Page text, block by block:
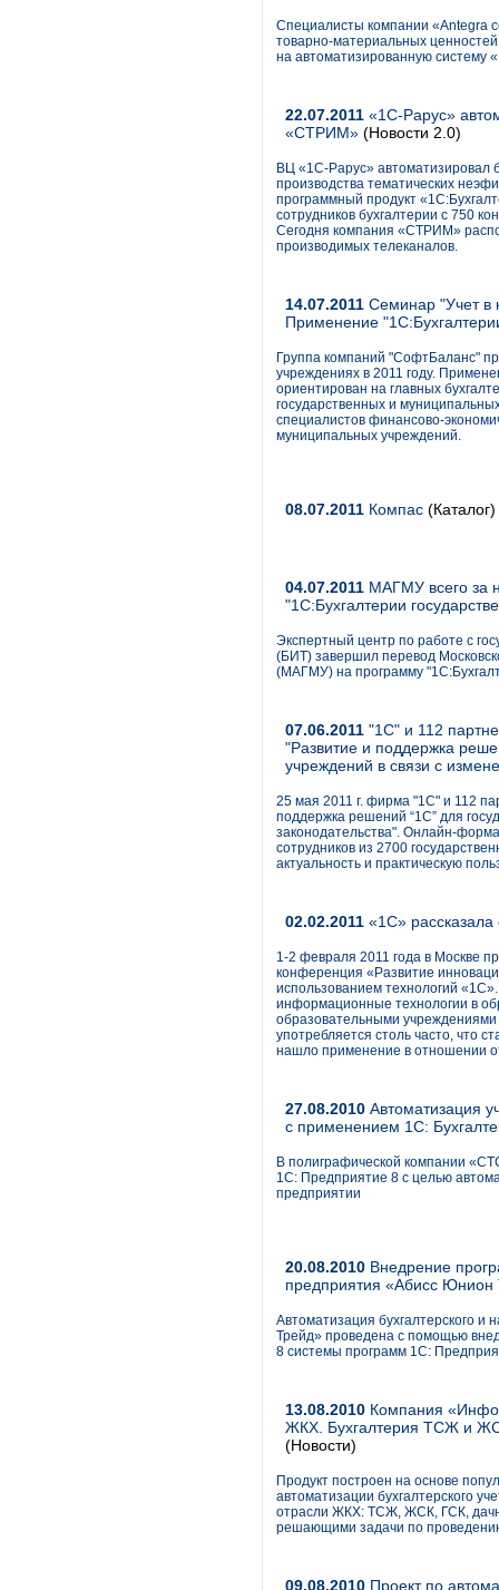
Специалисты компании «Antegra
товарно-материальных
на автоматизированную систему
22.07.2011 «1С-Рарус»
«СТРИМ» (Новости 2.0)
ВЦ «1С-Рарус» автоматизировал
производства тематических
программный продукт
сотрудников бухгалтерии с 750
Сегодня компания «СТРИМ»
производимых телеканалов.
14.07.2011 Семинар "Учет в
Применение
Группа компаний "СофтБаланс"
учреждениях в 2011 году.
ориентирован на главных
государственных и
специалистов финансово-
муниципальных учреждений.
08.07.2011 Компас (Каталог)
04.07.2011 МАГМУ всего за
"1С:Бухгалтерии
Экспертный центр по работе с
(БИТ) завершил перевод
(МАГМУ) на программу
07.06.2011 "1С" и 112
"Развитие и поддержка
учреждений в связи с
25 мая 2011 г. фирма "1С" и 112
поддержка решений “1С” для
законодательства". Онлайн-
сотрудников из 2700
актуальность и практическую
02.02.2011 «1С»
1-2 февраля 2011 года в Москве
конференция «Развитие
использованием технологий
информационные технологии в
образовательными
употребляется столь часто, что
нашло применение в отношении
27.08.2010 Автоматизация
с применением 1С:
В полиграфической компании
1С: Предприятие 8 с целью
предприятии
20.08.2010 Внедрение
предприятия «Абисс Юнион
Автоматизация бухгалтерского и
Трейд» проведена с помощью
8 системы программ 1С:
13.08.2010 Компания
ЖКХ. Бухгалтерия ТСЖ и
(Новости)
Продукт построен на основе
автоматизации бухгалтерского
отрасли ЖКХ: ТСЖ, ЖСК, ГСК,
решающими задачи по
09.08.2010 Проект по